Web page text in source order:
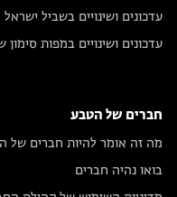
עדכונים ושינויים בשביל ישראל
עדכונים ושינויים במפות סימון
חברים של הטבע
מה זה אומר להיות חברים של
בואו נהיה חברים